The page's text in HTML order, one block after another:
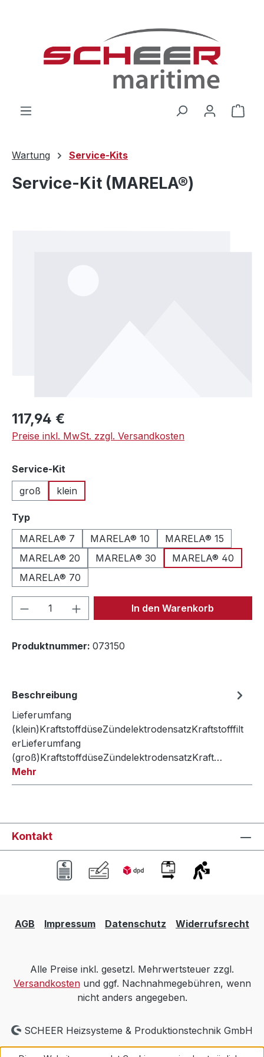
Wartung Service-Kits
Service-Kit (MARELA®)
Regulärer Preis:
117,94 €
Preise inkl. MwSt. zzgl. Versandkosten
Service-Kit
groß
klein
Typauswählen
MARELA® 7
MARELA® 10
MARELA® 15
MARELA® 20
MARELA® 30
MARELA® 40
MARELA® 70
Produkt Anzahl: Gib denIn den Warenkorb
Produktnummer: 073150
Beschreibung
Lieferumfang
(klein)KraftstoffdüseZündelektrodensatzKraftstofffilt
erLieferumfang
(groß)KraftstoffdüseZündelektrodensatzKraft…
Mehr
Kontakt
AGB Impressum Datenschutz Widerrufsrecht
Alle Preise inkl. gesetzl. Mehrwertsteuer zzgl.
Versandkostenund ggf. Nachnahmegebühren, wenn
nicht anders angegeben.
SCHEER Heizsysteme & Produktionstechnik GmbH